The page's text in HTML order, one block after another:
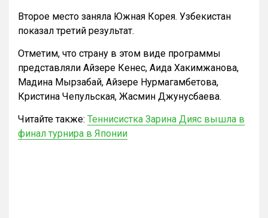
Второе место заняла Южная Корея. Узбекистан
показал третий результат.
Отметим, что страну в этом виде программы
представляли Айзере Кенес, Аида Хакимжанова,
Мадина Мырзабай, Айзере Нурмагамбетова,
Кристина Чепульская, Жасмин Джунусбаева.
Читайте также: Теннисистка Зарина Дияс вышла в
финал турнира в Японии